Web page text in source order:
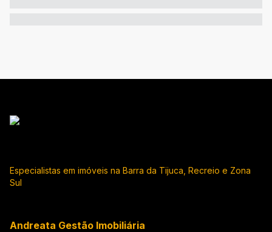
Especialistas em imóveis na Barra da Tijuca, Recreio e Zona
Sul
Andreata Gestão Imobiliária